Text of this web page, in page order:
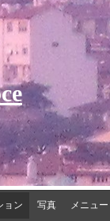
ョン 写真 メニュー